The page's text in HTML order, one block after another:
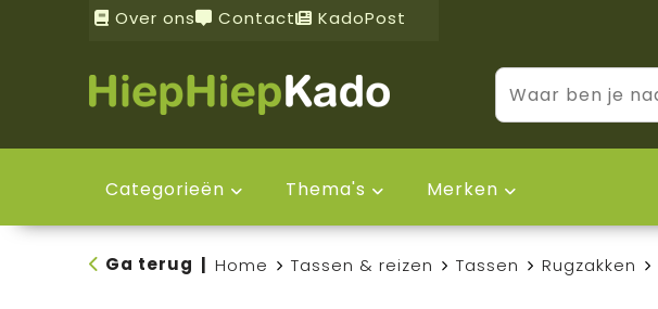
Over ons Contact KadoPost
Categorieën Thema's Merken
Ga terug Home Tassen & reizen Tassen Rugzakken